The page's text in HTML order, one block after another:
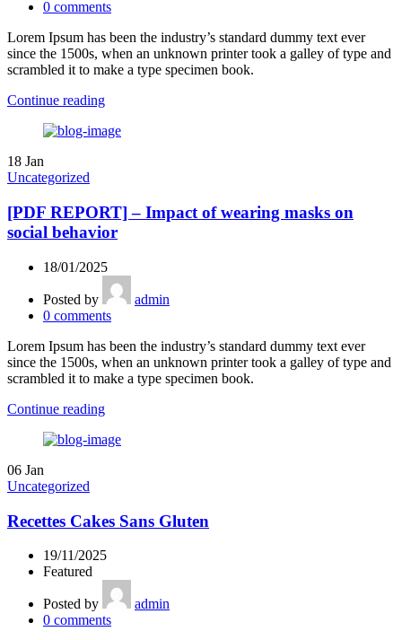
0 comments
Lorem Ipsum has been the industry’s standard dummy text ever
since the 1500s, when an unknown printer took a galley of type and
scrambled it to make a type specimen book.
Continue reading
18 Jan
Uncategorized
[PDF REPORT] – Impact of wearing masks on
social behavior
18/01/2025
Posted by
admin
0 comments
Lorem Ipsum has been the industry’s standard dummy text ever
since the 1500s, when an unknown printer took a galley of type and
scrambled it to make a type specimen book.
Continue reading
06 Jan
Uncategorized
Recettes Cakes Sans Gluten
19/11/2025
Featured
Posted by
admin
0 comments